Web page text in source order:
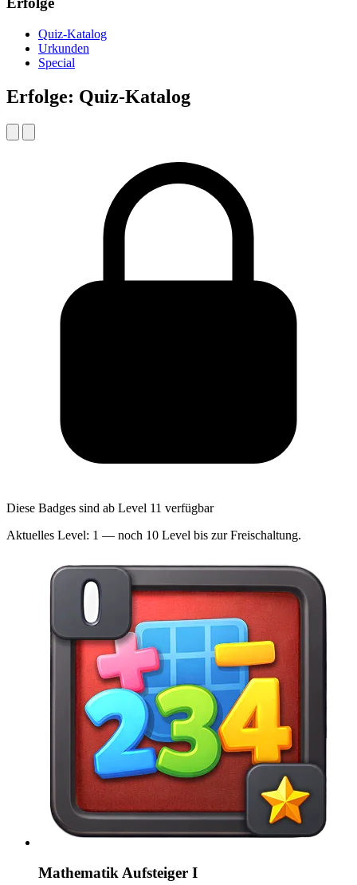
Quiz-Katalog
Urkunden
Special
Erfolge: Quiz-Katalog
Diese Badges sind ab Level 11 verfügbar
Aktuelles Level: 1 — noch 10 Level bis zur Freischaltung.
Mathematik Aufsteiger I